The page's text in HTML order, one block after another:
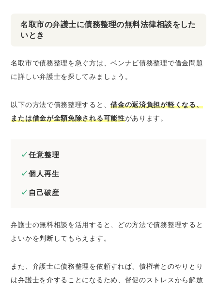
名取市の弁護士に債務整理の無料法律相談をした
いとき
名取市で債務整理を急ぐ方は、ベンナビ債務整理で借金問題
に詳しい弁護士を探してみましょう。
以下の方法で債務整理すると、借金の返済負担が軽くなる、
または借金が全額免除される可能性があります。
任意整理
個人再生
自己破産
弁護士の無料相談を活用すると、どの方法で債務整理すると
よいかを判断してもらえます。
また、弁護士に債務整理を依頼すれば、債権者とのやりとり
は弁護士を介することになるため、督促のストレスから解放